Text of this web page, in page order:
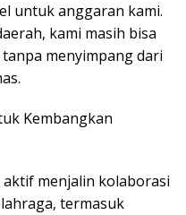
untuk anggaran kami.
kami masih bisa
menyimpang dari
Kembangkan
menjalin kolaborasi
termasuk